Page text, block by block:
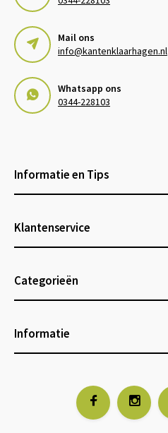
Mail ons
info@kantenklaarhagen.nl
Whatsapp ons
0344-228103
Informatie en Tips
Klantenservice
Categorieën
Informatie